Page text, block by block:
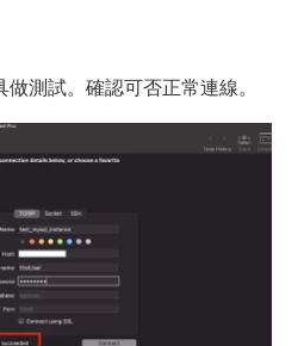
測試。確認可否正常連線。